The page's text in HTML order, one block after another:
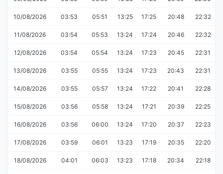
10/08/2026 03:53 05:51 13:25 17:25 20:48 22:32
11/08/2026 03:54 05:53 13:24 17:24 20:46 22:32
12/08/2026 03:54 05:54 13:24 17:23 20:45 22:31
13/08/2026 03:55 05:55 13:24 17:23 20:43 22:31
14/08/2026 03:55 05:57 13:24 17:22 20:41 22:28
15/08/2026 03:56 05:58 13:24 17:21 20:39 22:25
16/08/2026 03:56 06:00 13:24 17:20 20:37 22:23
17/08/2026 03:59 06:01 13:23 17:19 20:35 22:20
18/08/2026 04:01 06:03 13:23 17:18 20:34 22:18